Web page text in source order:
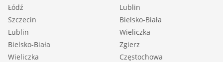
Łódź
Szczecin
Lublin
Bielsko-Biała
Wieliczka
Lublin
Bielsko-Biała
Wieliczka
Zgierz
Częstochowa